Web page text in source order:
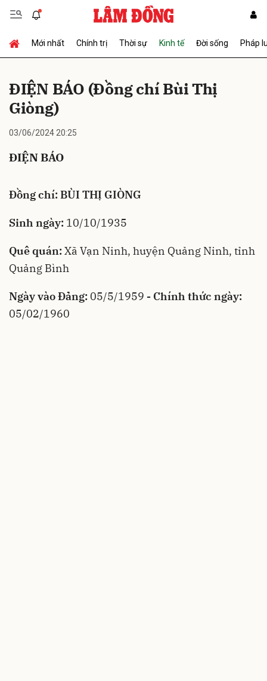
Mới nhất Chính trị Thời sự Kinh tế Đời sống Pháp
ĐIỆN BÁO (Đồng chí Bùi Thị
Giòng)
03/06/2024 20:25
ĐIỆN BÁO
Đồng chí: BÙI THỊ GIÒNG
Sinh ngày: 10/10/1935
Quê quán:Xã Vạn Ninh, huyện Quảng Ninh, tỉnh
Quảng Bình
Ngày vào Đảng: 05/5/1959 - Chính thức ngày:
05/02/1960
Gửi bình luận